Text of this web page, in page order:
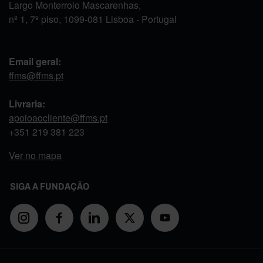
Largo Monterroio Mascarenhas,
nº 1, 7º piso, 1099-081 Lisboa - Portugal
Email geral:
ffms@ffms.pt
Livraria:
apoioaocliente@ffms.pt
+351 219 381 223
Ver no mapa
SIGA A FUNDAÇÃO